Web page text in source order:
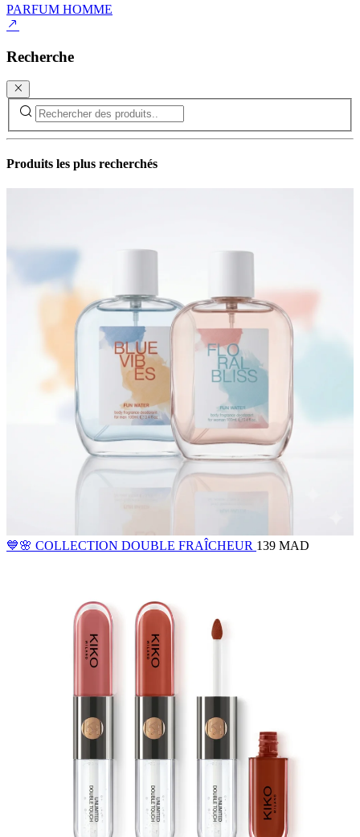
PARFUM HOMME
Recherche
Produits les plus recherchés
💙🌸 COLLECTION DOUBLE FRAÎCHEUR 139 MAD